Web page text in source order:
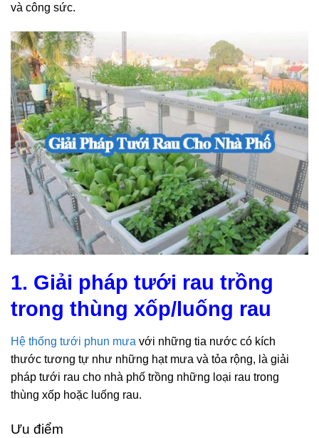
và công sức.
1. Giải pháp tưới rau trồng
trong thùng xốp/luống rau
Hệ thống tưới phun mưa với những tia nước có kích
thước tương tự như những hạt mưa và tỏa rộng, là giải
pháp tưới rau cho nhà phố trồng những loại rau trong
thùng xốp hoặc luống rau.
Ưu điểm